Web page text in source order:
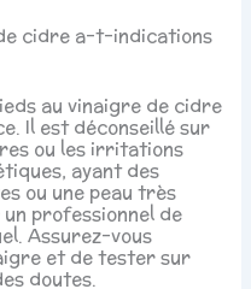
cidre a-t-indications
au vinaigre de cidre
Il est déconseillé sur
ou les irritations
ayant des
ou une peau très
professionnel de
Assurez-vous
et de tester sur
doutes.